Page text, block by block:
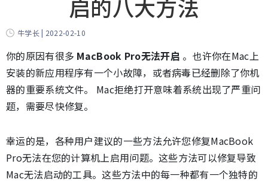
启的八大方法
牛学长 | 2022-02-10
你的原因有很多 MacBook Pro无法开启 。也许你在Mac上
安装的新应用程序有一个小故障，或者病毒已经删除了你机
器的重要系统文件。 Mac拒绝打开意味着系统出现了严重问
题，需要尽快修复。
幸运的是，各种用户建议的一些方法允许您修复MacBook
Pro无法在您的计算机上启用问题。这些方法可以修复导致
Mac无法启动的工具。这些方法中的每一种都有一个独特的